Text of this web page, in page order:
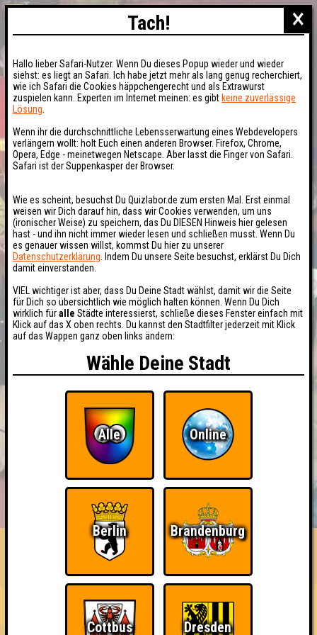
HIGHSCORE RESERVIERUNG
FAQ ÜBER UNS
SOUNDCHECK No. 6 // Cottbus
Das Musikquiz · 09.06.2022 · Prima Wetter
Angemeldete Teams
×
Tach!
Hallo lieber Safari-Nutzer. Wenn Du dieses Popup wieder und wieder
siehst: es liegt an Safari. Ich habe jetzt mehr als lang genug recherchiert,
wie ich Safari die Cookies häppchengerecht und als Extrawurst
zuspielen kann. Experten im Internet meinen: es gibt keine zuverlässige
Lösung
Wenn ihr die durchschnittliche Lebensserwartung eines Webdevelopers
verlängern wollt: holt Euch einen anderen Browser. Firefox, Chrome,
Opera, Edge - meinetwegen Netscape. Aber lasst die Finger von Safari.
Safari ist der Suppenkasper der Browser.
Wie es scheint, besuchst Du Quizlabor.de zum ersten Mal. Erst einmal
weisen wir Dich darauf hin, dass wir Cookies verwenden, um uns
(ironischer Weise) zu speichern, das Du DIESEN Hinweis hier gelesen
hast - und ihn nicht immer wieder lesen und schließen musst. Wenn Du
es genauer wissen willst, kommst Du hier zu unserer
Datenschutzerklärung . Indem Du unsere Seite besuchst, erklärst Du Dich
damit einverstanden.
VIEL wichtiger ist aber, dass Du Deine Stadt wählst, damit wir die Seite
für Dich so übersichtlich wie möglich halten können. Wenn Du Dich
wirklich füralle Städte interessierst, schließe dieses Fenster einfach mit
Klick auf das X oben rechts. Du kannst den Stadtfilter jederzeit mit Klick
auf das Wappen ganz oben links ändern:
Wähle Deine Stadt
Alle Online
Berlin Brandenburg
Cottbus Dresden